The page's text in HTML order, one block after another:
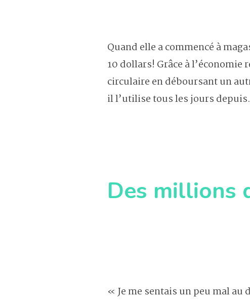
Quand elle a commencé à
10 dollars! Grâce à l’économie
circulaire en déboursant un
il l’utilise tous les jours depuis.
Des millions
« Je me sentais un peu mal au